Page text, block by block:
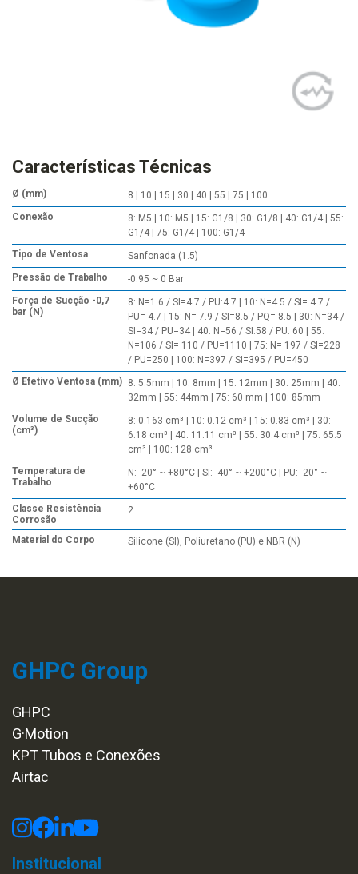
Características Técnicas
Ø (mm)
8 | 10 | 15 | 30 | 40 | 55 | 75 | 100
Conexão
8: M5 | 10: M5 | 15: G1/8 | 30: G1/8 | 40: G1/4 | 55:
G1/4 | 75: G1/4 | 100: G1/4
Tipo de Ventosa
Sanfonada (1.5)
Pressão de Trabalho
-0.95 ~ 0 Bar
Força de Sucção -0,7
bar (N)
8: N=1.6 / SI=4.7 / PU:4.7 | 10: N=4.5 / SI= 4.7 /
PU= 4.7 | 15: N= 7.9 / SI=8.5 / PQ= 8.5 | 30: N=34 /
SI=34 / PU=34 | 40: N=56 / SI:58 / PU: 60 | 55:
N=106 / SI= 110 / PU=1110 | 75: N= 197 / SI=228
/ PU=250 | 100: N=397 / SI=395 / PU=450
Ø Efetivo Ventosa (mm) 8: 5.5mm | 10: 8mm | 15: 12mm | 30: 25mm | 40:
32mm | 55: 44mm | 75: 60 mm | 100: 85mm
Volume de Sucção
(cm³)
8: 0.163 cm³ | 10: 0.12 cm³ | 15: 0.83 cm³ | 30:
6.18 cm³ | 40: 11.11 cm³ | 55: 30.4 cm³ | 75: 65.5
cm³ | 100: 128 cm³
Temperatura de
Trabalho
N: -20° ~ +80°C | SI: -40° ~ +200°C | PU: -20° ~
+60°C
Classe Resistência
Corrosão
2
Material do Corpo Silicone (SI), Poliuretano (PU) e NBR (N)
GHPC Group
GHPC
G·Motion
KPT Tubos e Conexões
Airtac
Institucional